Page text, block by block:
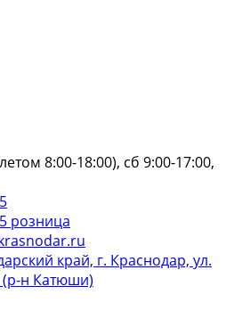
8:00-18:00), сб 9:00-17:00,
розница
край, г. Краснодар, ул.
(р-н Катюши)